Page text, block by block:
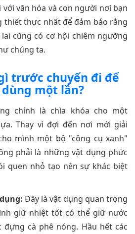
văn hóa và con người nơi bạn
thiết thực nhất để đảm bảo rằng
cũng có cơ hội chiêm ngưỡng
chúng ta.
trước chuyến đi để
một lần?
chính là chìa khóa cho một
Thay vì đợi đến nơi mới giải
mình một bộ "công cụ xanh"
phải là những vật dụng phức
quen nhỏ tạo nên sự khác biệt
Đây là vật dụng quan trọng
giữ nhiệt tốt có thể giữ nước
đựng cà phê nóng. Hầu hết các